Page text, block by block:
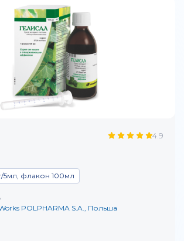
4.9
5мл, флакон 100мл
POLPHARMA S.A., Польша